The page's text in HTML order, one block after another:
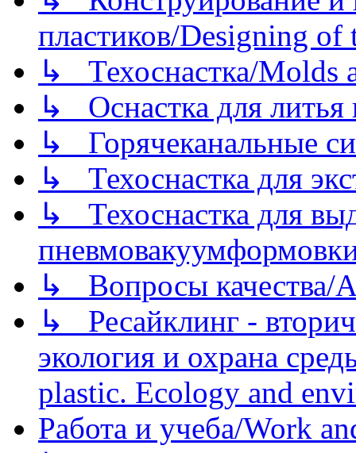
пластиков/Designing of
↳ Техоснастка/Molds
↳ Оснастка для литья
↳ Горячеканальные
↳ Техоснастка для
↳ Техоснастка для
↳ Вопросы качества/
↳ Ресайклинг -
экология и охрана
plastic. Ecology and
Работа и учеба/Work